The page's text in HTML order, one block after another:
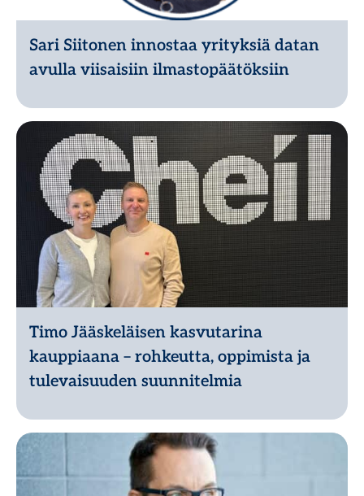
Sari Siitonen innostaa yrityksiä datan
avulla viisaisiin ilmastopäätöksiin
Lue lisää
Timo Jääskeläisen kasvutarina
kauppiaana – rohkeutta, oppimista ja
tulevaisuuden suunnitelmia
Lue lisää